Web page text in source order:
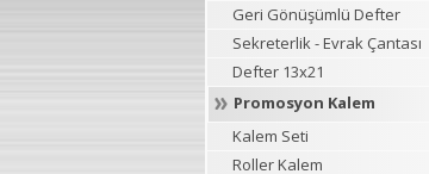
Geri Gönüşümlü Defter
Sekreterlik - Evrak Çantası
Defter 13x21
Promosyon Kalem
Kalem Seti
Roller Kalem